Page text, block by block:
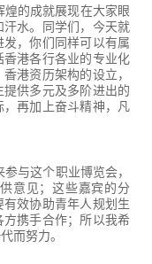
的成就展现在大家眼
水。同学们，今天就
，你们同样可以有属
港各行各业的专业化
港资历架构的设立，
供多元及多阶进出的
再加上奋斗精神，凡
与这个职业博览会，
意见；这些嘉宾的分
效协助青年人规划生
携手合作；所以我希
而努力。